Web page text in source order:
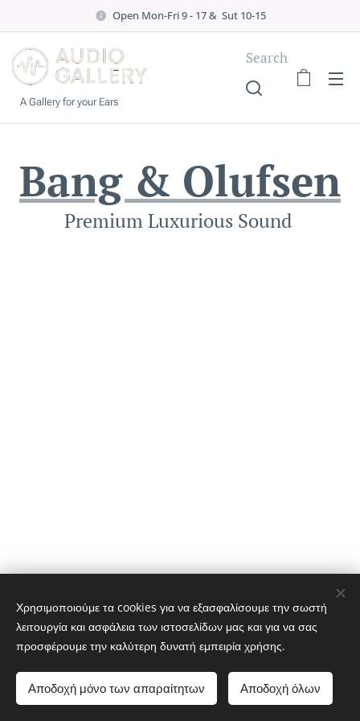
Open Mon-Fri 9 - 17 & Sut 10-15
A Gallery for your Ears
Search
Bang & Olufsen
Premium Luxurious Sound
© 2025 All rights reserved
Cookies
English
Ελληνικά
Χρησιμοποιούμε τα cookies για να εξασφαλίσουμε την σωστή
λειτουργία και ασφάλεια των ιστοσελίδων μας και για να σας
προσφέρουμε την καλύτερη δυνατή εμπειρία χρήσης.
Αποδοχή μόνο των απαραίτητων Αποδοχή όλων